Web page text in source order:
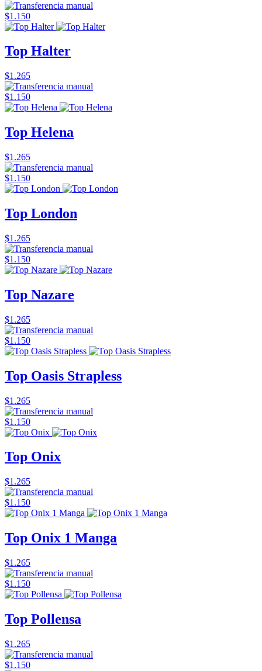
$1.150
Top Halter
$1.265
$1.150
Top Helena
$1.265
$1.150
Top London
$1.265
$1.150
Top Nazare
$1.265
$1.150
Top Oasis Strapless
$1.265
$1.150
Top Onix
$1.265
$1.150
Top Onix 1 Manga
$1.265
$1.150
Top Pollensa
$1.265
$1.150